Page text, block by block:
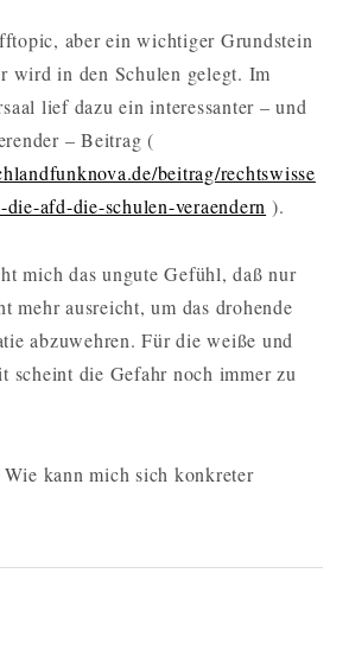
aber ein wichtiger Grundstein
wird in den Schulen gelegt. Im
lief dazu ein interessanter – und
– Beitrag (
beitrag/rechtswisse
afd-die-schulen-veraendern ).
mich das ungute Gefühl, daß nur
mehr ausreicht, um das drohende
abzuwehren. Für die weiße und
scheint die Gefahr noch immer zu
Wie kann mich sich konkreter